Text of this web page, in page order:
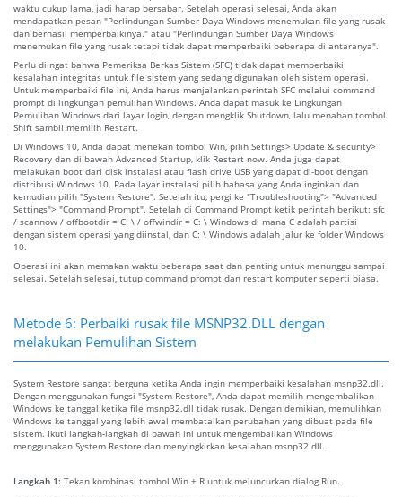
waktu cukup lama, jadi harap bersabar. Setelah operasi selesai, Anda akan
mendapatkan pesan "Perlindungan Sumber Daya Windows menemukan file yang rusak
dan berhasil memperbaikinya." atau "Perlindungan Sumber Daya Windows
menemukan file yang rusak tetapi tidak dapat memperbaiki beberapa di antaranya".
Perlu diingat bahwa Pemeriksa Berkas Sistem (SFC) tidak dapat memperbaiki
kesalahan integritas untuk file sistem yang sedang digunakan oleh sistem operasi.
Untuk memperbaiki file ini, Anda harus menjalankan perintah SFC melalui command
prompt di lingkungan pemulihan Windows. Anda dapat masuk ke Lingkungan
Pemulihan Windows dari layar login, dengan mengklik Shutdown, lalu menahan tombol
Shift sambil memilih Restart.
Di Windows 10, Anda dapat menekan tombol Win, pilih Settings> Update & security>
Recovery dan di bawah Advanced Startup, klik Restart now. Anda juga dapat
melakukan boot dari disk instalasi atau flash drive USB yang dapat di-boot dengan
distribusi Windows 10. Pada layar instalasi pilih bahasa yang Anda inginkan dan
kemudian pilih "System Restore". Setelah itu, pergi ke "Troubleshooting"> "Advanced
Settings"> "Command Prompt". Setelah di Command Prompt ketik perintah berikut: sfc
/ scannow / offbootdir = C: \ / offwindir = C: \ Windows di mana C adalah partisi
dengan sistem operasi yang diinstal, dan C: \ Windows adalah jalur ke folder Windows
10.
Operasi ini akan memakan waktu beberapa saat dan penting untuk menunggu sampai
selesai. Setelah selesai, tutup command prompt dan restart komputer seperti biasa.
Metode 6: Perbaiki rusak file MSNP32.DLL dengan
melakukan Pemulihan Sistem
System Restore sangat berguna ketika Anda ingin memperbaiki kesalahan msnp32.dll.
Dengan menggunakan fungsi "System Restore", Anda dapat memilih mengembalikan
Windows ke tanggal ketika file msnp32.dll tidak rusak. Dengan demikian, memulihkan
Windows ke tanggal yang lebih awal membatalkan perubahan yang dibuat pada file
sistem. Ikuti langkah-langkah di bawah ini untuk mengembalikan Windows
menggunakan System Restore dan menyingkirkan kesalahan msnp32.dll.
Langkah 1: Tekan kombinasi tombol Win + R untuk meluncurkan dialog Run.